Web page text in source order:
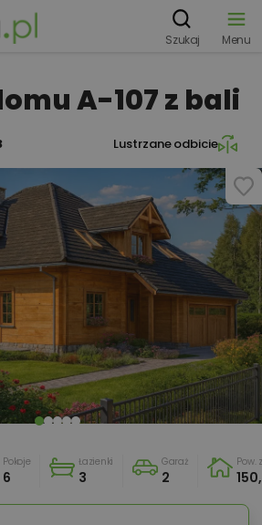
Szukaj Menu
A-107 z bali
Lustrzane odbicie
Pokoje
6
Łazienki
3
Garaż
2
Pow.